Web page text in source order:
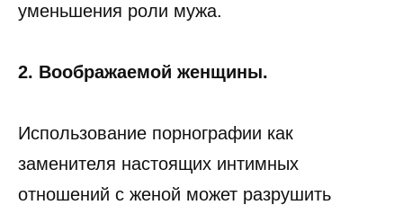
уменьшения роли мужа.
2. Воображаемой женщины.
Использование порнографии как
заменителя настоящих интимных
отношений с женой может разрушить